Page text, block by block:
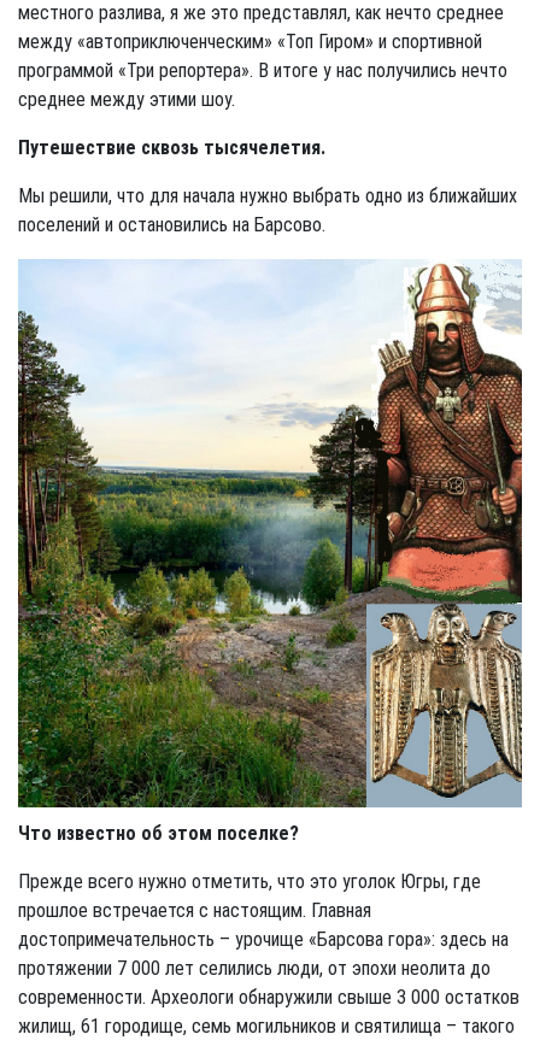
местного разлива, я же это представлял, как нечто среднее
между «автоприключенческим» «Топ Гиром» и спортивной
программой «Три репортера». В итоге у нас получились нечто
среднее между этими шоу.
Путешествие сквозь тысячелетия.
Мы решили, что для начала нужно выбрать одно из ближайших
поселений и остановились на Барсово.
Что известно об этом поселке?
Прежде всего нужно отметить, что это уголок Югры, где
прошлое встречается с настоящим. Главная
достопримечательность – урочище «Барсова гора»: здесь на
протяжении 7 000 лет селились люди, от эпохи неолита до
современности. Археологи обнаружили свыше 3 000 остатков
жилищ, 61 городище, семь могильников и святилища – такого